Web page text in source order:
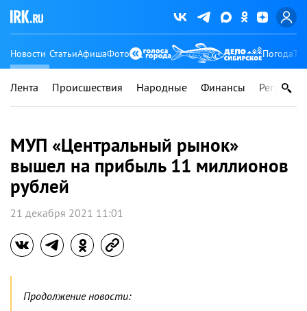
Новости СтатьиАфишаФото Погода
Лента Происшествия Народные Финансы Регионы
МУП «Центральный рынок»
вышел на прибыль 11 миллионов
рублей
21 декабря 2021 11:01
Продолжение новости: